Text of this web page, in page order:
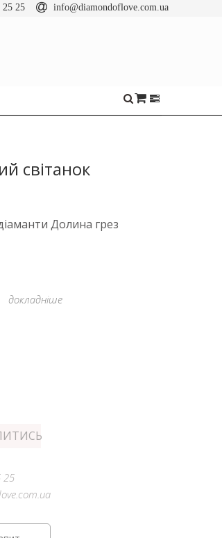
25 25 info@diamondoflove.com.ua
світанок
Долина грез
докладніше
25